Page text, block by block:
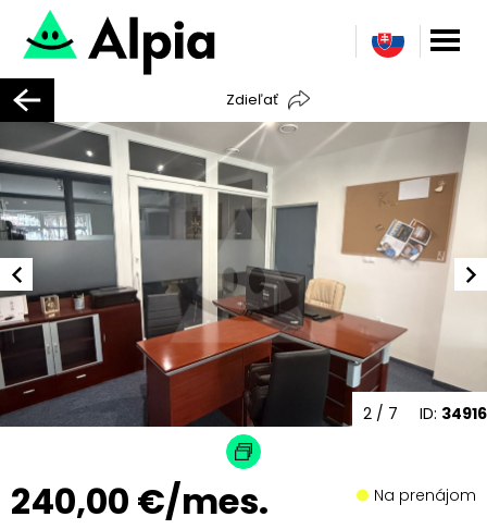
Zdieľať
ID: 34916
2 / 7
240,00 €/mes. Na prenájom